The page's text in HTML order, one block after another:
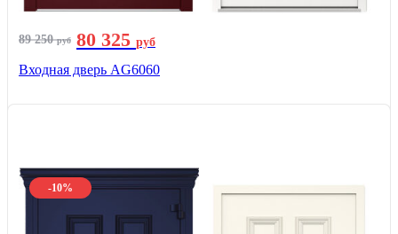
89 250руб 80 325 руб
Входная дверь AG6060
-10%